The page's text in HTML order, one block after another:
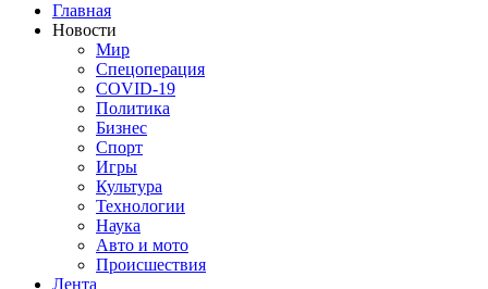
Главная
Новости
Мир
Спецоперация
COVID-19
Политика
Бизнес
Спорт
Игры
Культура
Технологии
Наука
Авто и мото
Происшествия
Лента